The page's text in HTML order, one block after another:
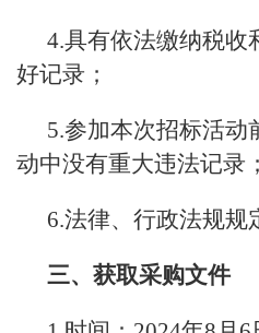
4.具有依法缴纳税收
好记录；
5.参加本次招标活动
动中没有重大违法记录；
6.法律、行政法规规
三、获取采购文件